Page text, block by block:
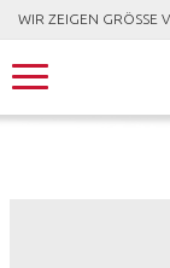
WIR ZEIGEN GRÖSSE